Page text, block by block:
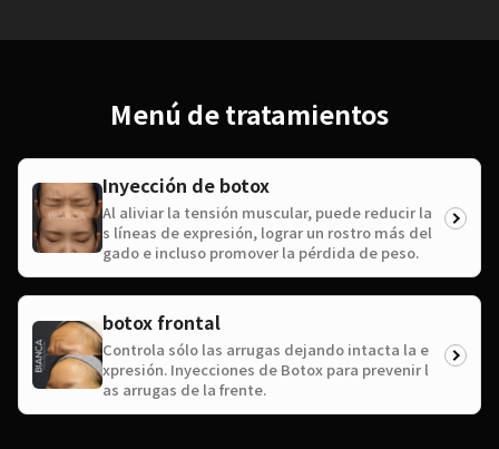
Menú de tratamientos
Inyección de botox
Al aliviar la tensión muscular, puede reducir la
s líneas de expresión, lograr un rostro más del
gado e incluso promover la pérdida de peso.
botox frontal
Controla sólo las arrugas dejando intacta la e
xpresión. Inyecciones de Botox para prevenir l
as arrugas de la frente.